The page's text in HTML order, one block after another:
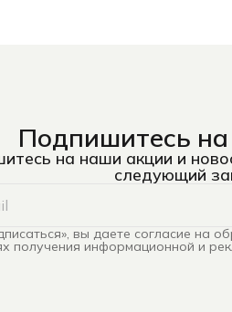
Подпишитесь
на наши акции и
следующий
вы даете согласие на
получения информационной и